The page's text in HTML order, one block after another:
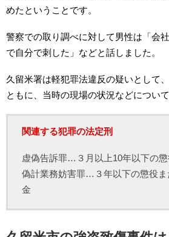
めたということです。
警察での取り調べに対して男性は「会
で自分で刺した」などと話しました。
久留米署は軽犯罪法違反の疑いとして
ともに、当時の現場の状況などについ
関連する犯罪の法定刑
虚偽告訴罪…３月以上10年以下の
偽計業務妨害罪…３年以下の懲役ま
金